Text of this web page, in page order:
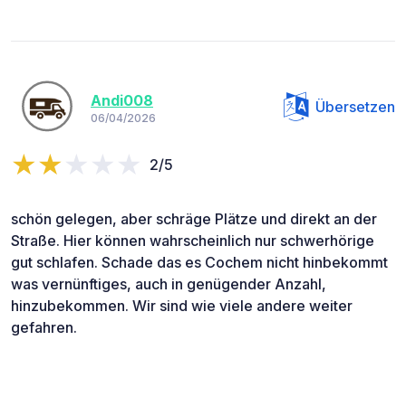
Andi008
06/04/2026
Übersetzen
2/5
schön gelegen, aber schräge Plätze und direkt an der
Straße. Hier können wahrscheinlich nur schwerhörige
gut schlafen. Schade das es Cochem nicht hinbekommt
was vernünftiges, auch in genügender Anzahl,
hinzubekommen. Wir sind wie viele andere weiter
gefahren.